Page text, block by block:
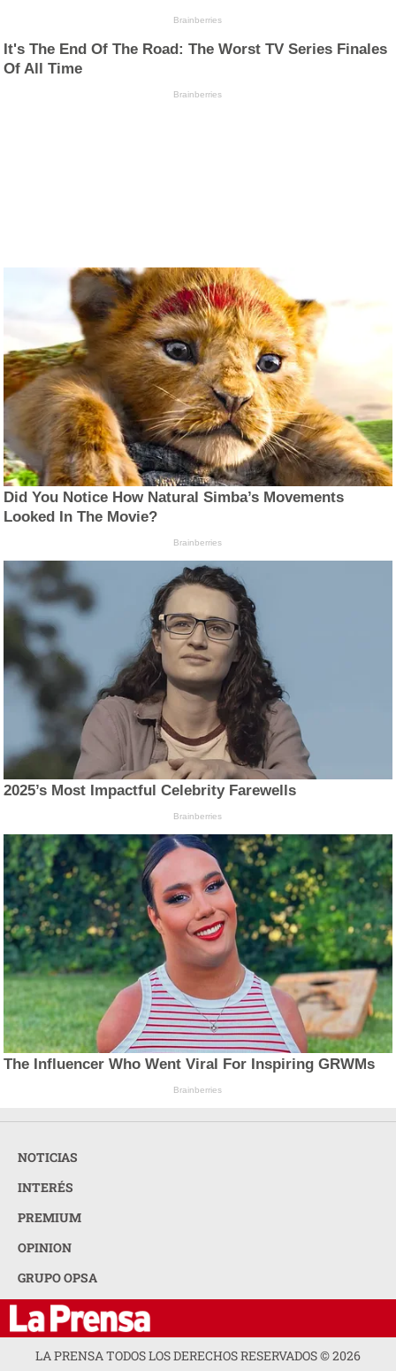
Brainberries
It's The End Of The Road: The Worst TV Series Finales
Of All Time
Brainberries
Did You Notice How Natural Simba’s Movements
Looked In The Movie?
Brainberries
2025’s Most Impactful Celebrity Farewells
Brainberries
The Influencer Who Went Viral For Inspiring GRWMs
Brainberries
NOTICIAS
INTERÉS
PREMIUM
OPINION
GRUPO OPSA
LA PRENSA TODOS LOS DERECHOS RESERVADOS ©2026